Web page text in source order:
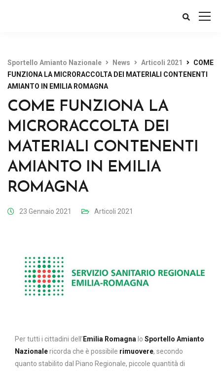
Sportello Amianto Nazionale News Articoli 2021
COME
FUNZIONA LA MICRORACCOLTA DEI MATERIALI CONTENENTI
AMIANTO IN EMILIA ROMAGNA
COME FUNZIONA LA
MICRORACCOLTA DEI
MATERIALI CONTENENTI
AMIANTO IN EMILIA
ROMAGNA
23 Gennaio 2021 Articoli 2021
Per tutti i cittadini dell’ Emilia Romagna lo Sportello Amianto
Nazionalericorda che è possibile rimuovere, secondo
quanto stabilito dal Piano Regionale, piccole quantità di